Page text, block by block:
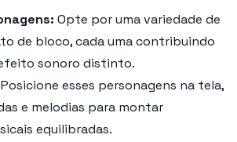
Opte por uma variedade de
de bloco, cada uma contribuindo
sonoro distinto.
Posicione esses personagens na tela,
e melodias para montar
equilibradas.